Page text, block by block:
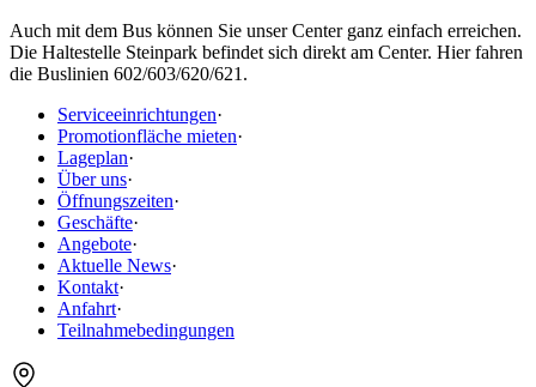
Auch mit dem Bus können Sie unser Center ganz einfach erreichen.
Die Haltestelle Steinpark befindet sich direkt am Center. Hier fahren
die Buslinien 602/603/620/621.
Serviceeinrichtungen·
Promotionfläche mieten·
Lageplan·
Über uns·
Öffnungszeiten·
Geschäfte·
Angebote·
Aktuelle News·
Kontakt·
Anfahrt·
Teilnahmebedingungen